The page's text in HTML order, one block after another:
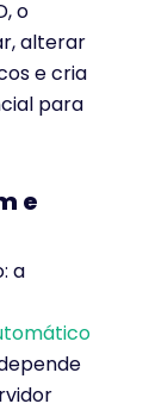
o
alterar
e cria
para
e
a